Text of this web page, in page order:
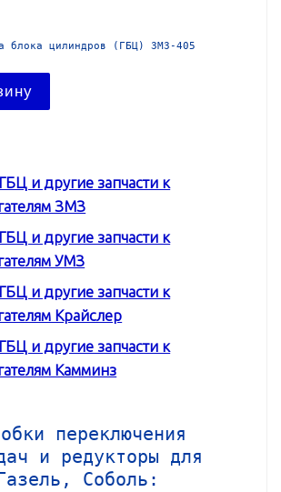
блока цилиндров (ГБЦ) ЗМЗ-405
и другие запчасти к
ЗМЗ
и другие запчасти к
УМЗ
и другие запчасти к
Крайслер
и другие запчасти к
Камминз
переключения
и редукторы для
Соболь: